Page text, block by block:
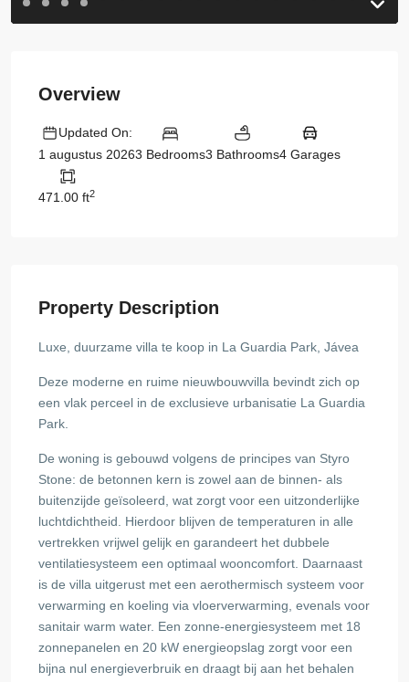
Overview
Updated On:
1 augustus 20263 Bedrooms3 Bathrooms4 Garages
471.00 ft2
Property Description
Luxe, duurzame villa te koop in La Guardia Park, Jávea
Deze moderne en ruime nieuwbouwvilla bevindt zich op
een vlak perceel in de exclusieve urbanisatie La Guardia
Park.
De woning is gebouwd volgens de principes van Styro
Stone: de betonnen kern is zowel aan de binnen- als
buitenzijde geïsoleerd, wat zorgt voor een uitzonderlijke
luchtdichtheid. Hierdoor blijven de temperaturen in alle
vertrekken vrijwel gelijk en garandeert het dubbele
ventilatiesysteem een optimaal wooncomfort. Daarnaast
is de villa uitgerust met een aerothermisch systeem voor
verwarming en koeling via vloerverwarming, evenals voor
sanitair warm water. Een zonne-energiesysteem met 18
zonnepanelen en 20 kW energieopslag zorgt voor een
bijna nul energieverbruik en draagt bij aan het behalen